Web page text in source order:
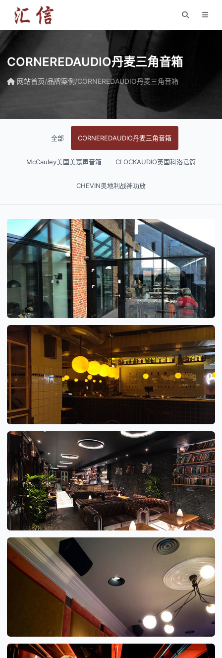
CORNEREDAUDIO丹麦三角音箱
网站首页/品牌案例/CORNEREDAUDIO丹麦三角音箱
全部 CORNEREDAUDIO丹麦三角音箱
McCauley美国美嘉声音箱 CLOCKAUDIO英国科洛话筒
CHEVIN奥地利战神功放